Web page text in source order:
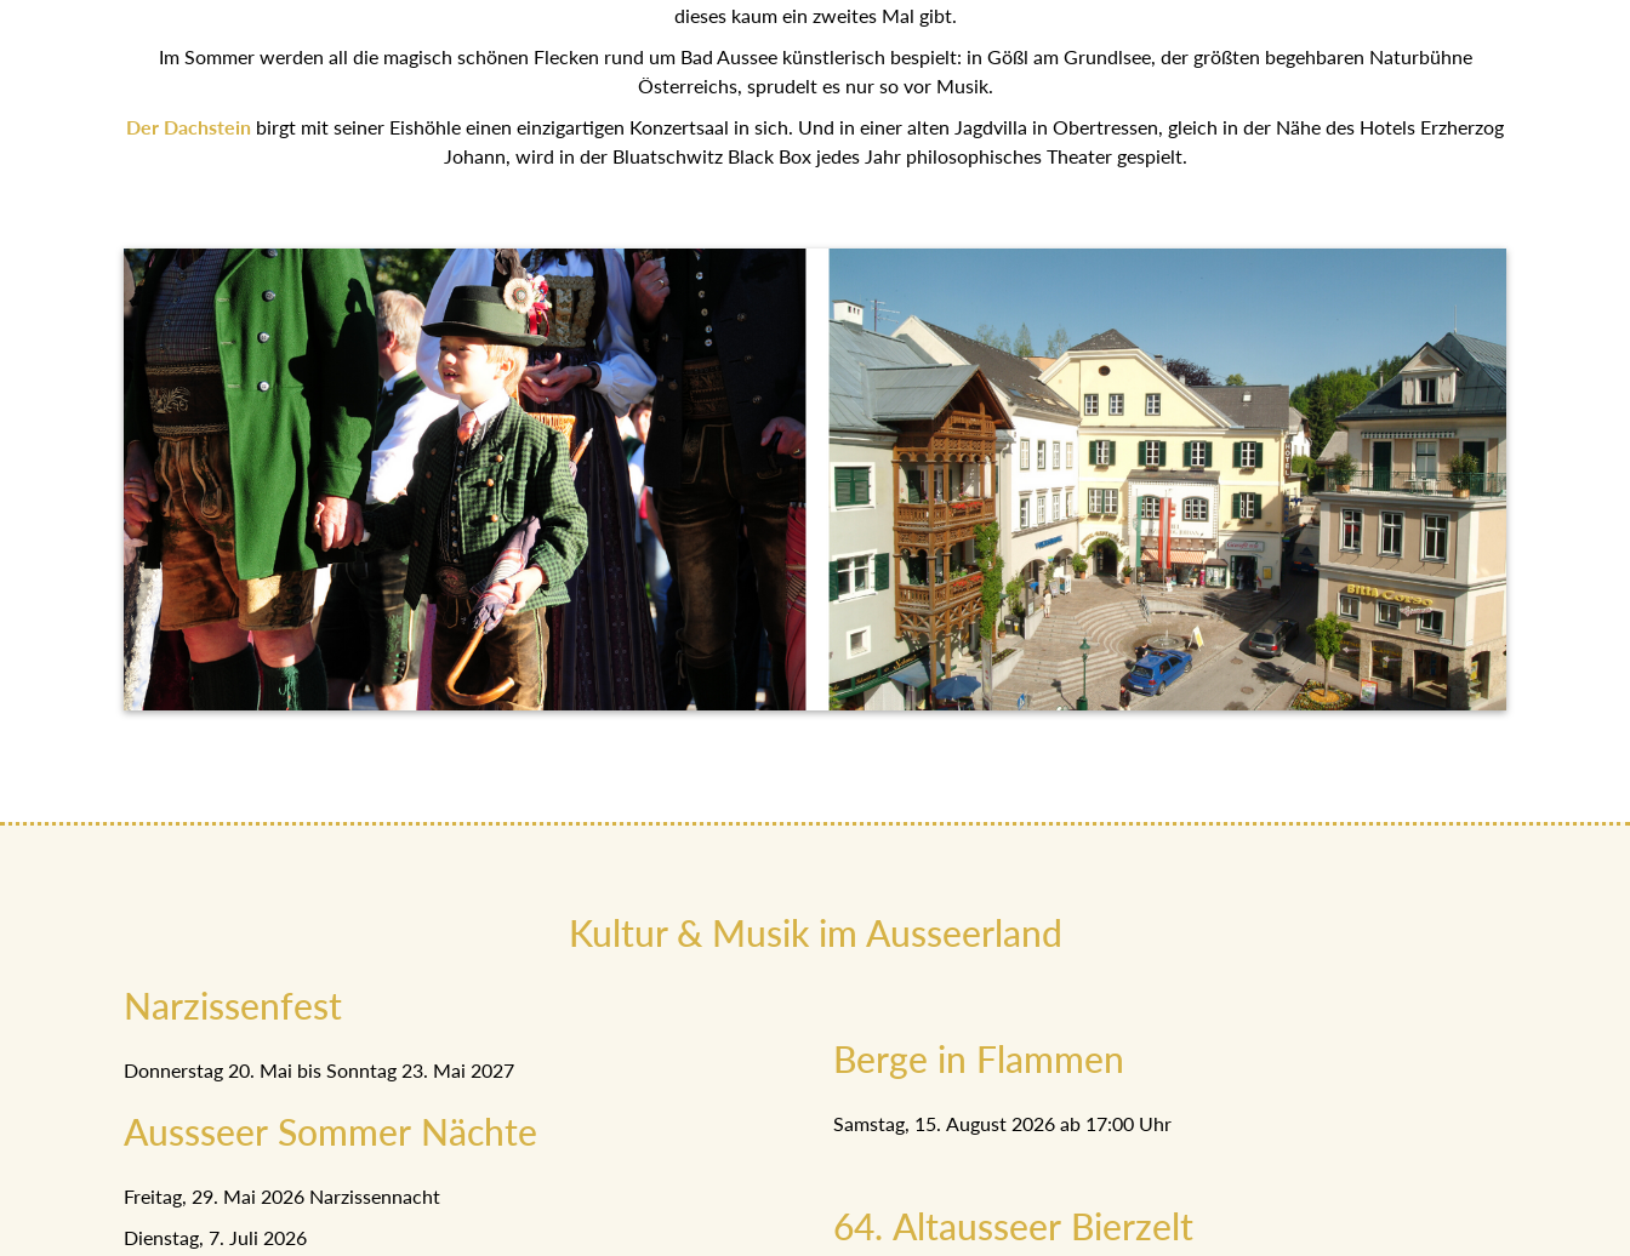
dieses kaum ein zweites Mal gibt.
Im Sommer werden all die magisch schönen Flecken rund um Bad Aussee künstlerisch bespielt: in Gößl am Grundlsee, der größten begehbaren Naturbühne
Österreichs, sprudelt es nur so vor Musik.
Der Dachstein birgt mit seiner Eishöhle einen einzigartigen Konzertsaal in sich. Und in einer alten Jagdvilla in Obertressen, gleich in der Nähe des Hotels Erzherzog
Johann, wird in der Bluatschwitz Black Box jedes Jahr philosophisches Theater gespielt.
Kultur & Musik im Ausseerland
Narzissenfest
Donnerstag 20. Mai bis Sonntag 23. Mai 2027
Aussseer Sommer Nächte
Freitag, 29. Mai 2026 Narzissennacht
Dienstag, 7. Juli 2026
Berge in Flammen
Samstag, 15. August 2026 ab 17:00 Uhr
64. Altausseer Bierzelt